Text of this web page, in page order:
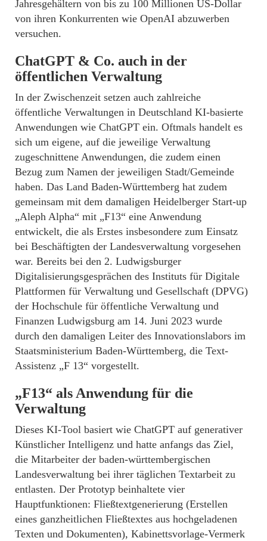
Jahresgehältern von bis zu 100 Millionen US-Dollar
von ihren Konkurrenten wie OpenAI abzuwerben
versuchen.
ChatGPT & Co. auch in der
öffentlichen Verwaltung
In der Zwischenzeit setzen auch zahlreiche
öffentliche Verwaltungen in Deutschland KI-basierte
Anwendungen wie ChatGPT ein. Oftmals handelt es
sich um eigene, auf die jeweilige Verwaltung
zugeschnittene Anwendungen, die zudem einen
Bezug zum Namen der jeweiligen Stadt/Gemeinde
haben. Das Land Baden-Württemberg hat zudem
gemeinsam mit dem damaligen Heidelberger Start-up
„Aleph Alpha“ mit „F13“ eine Anwendung
entwickelt, die als Erstes insbesondere zum Einsatz
bei Beschäftigten der Landesverwaltung vorgesehen
war. Bereits bei den 2. Ludwigsburger
Digitalisierungsgesprächen des Instituts für Digitale
Plattformen für Verwaltung und Gesellschaft (DPVG)
der Hochschule für öffentliche Verwaltung und
Finanzen Ludwigsburg am 14. Juni 2023 wurde
durch den damaligen Leiter des Innovationslabors im
Staatsministerium Baden-Württemberg, die Text-
Assistenz „F 13“ vorgestellt.
„F13“ als Anwendung für die
Verwaltung
Dieses KI-Tool basiert wie ChatGPT auf generativer
Künstlicher Intelligenz und hatte anfangs das Ziel,
die Mitarbeiter der baden-württembergischen
Landesverwaltung bei ihrer täglichen Textarbeit zu
entlasten. Der Prototyp beinhaltete vier
Hauptfunktionen: Fließtextgenerierung (Erstellen
eines ganzheitlichen Fließtextes aus hochgeladenen
Texten und Dokumenten), Kabinettsvorlage-Vermerk